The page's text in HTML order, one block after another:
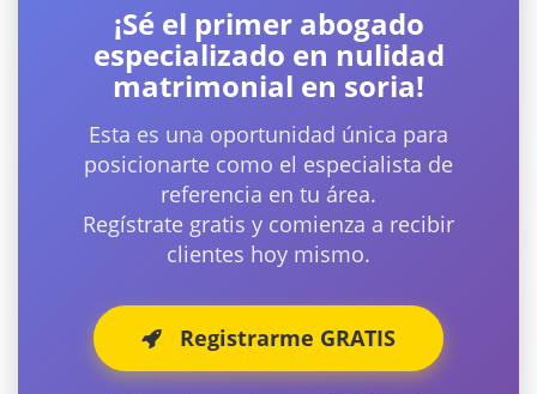
¡Sé el primer abogado
especializado en nulidad
matrimonial en soria!
Esta es una oportunidad única para
posicionarte como el especialista de
referencia en tu área.
Regístrate gratis y comienza a recibir
clientes hoy mismo.
Registrarme GRATIS